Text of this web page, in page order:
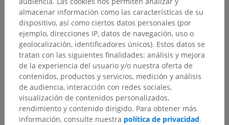
almacenar información como las características de su
dispositivo, así como ciertos datos personales (por
ejemplo, direcciones IP, datos de navegación, uso o
geolocalización, identificadores únicos). Estos datos se
tratan con las siguientes finalidades: análisis y mejora
de la experiencia del usuario y/o nuestra oferta de
contenidos, productos y servicios, medición y análisis
de audiencia, interacción con redes sociales,
visualización de contenidos personalizados,
rendimiento y contenido dirigido. Para obtener más
información, consulte nuestra política de privacidad.